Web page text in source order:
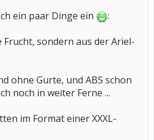
ein paar Dinge ein
:
sondern aus der Ariel-
ohne Gurte, und ABS schon
noch in weiter Ferne ...
im Format einer XXXL-